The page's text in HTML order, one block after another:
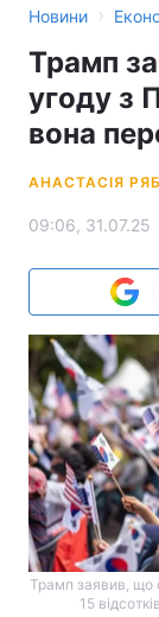
Новини ›
Трамп
угоду з
вона
АНАСТАСІЯ
09:06, 31.07.25
Трамп заявив, що
15